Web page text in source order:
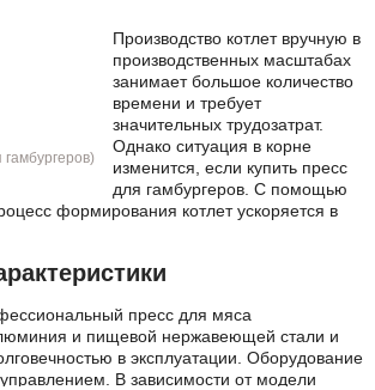
Производство котлет вручную в
производственных масштабах
занимает большое количество
времени и требует
значительных трудозатрат.
Однако ситуация в корне
изменится, если купить пресс
для гамбургеров. С помощью
формирования котлет ускоряется в
пресс для мяса
и пищевой нержавеющей стали и
в эксплуатации. Оборудование
В зависимости от модели